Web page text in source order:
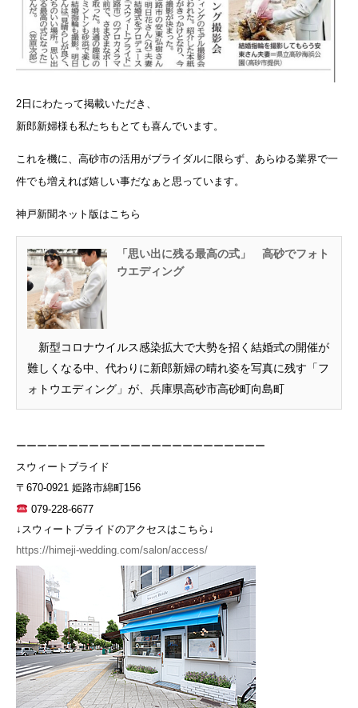
2日にわたって掲載いただき、
新郎新婦様も私たちもとても喜んでいます。
これを機に、高砂市の活用がブライダルに限らず、あらゆる業界で一
件でも増えれば嬉しい事だなぁと思っています。
神戸新聞ネット版はこちら
「思い出に残る最高の式」 高砂でフォト
ウエディング
新型コロナウイルス感染拡大で大勢を招く結婚式の開催が
難しくなる中、代わりに新郎新婦の晴れ姿を写真に残す「フ
ォトウエディング」が、兵庫県高砂市高砂町向島町
ーーーーーーーーーーーーーーーーーーーーーーーー
スウィートブライド
〒670-0921 姫路市綿町156
079-228-6677
↓スウィートブライドのアクセスはこちら↓
https://himeji-wedding.com/salon/access/